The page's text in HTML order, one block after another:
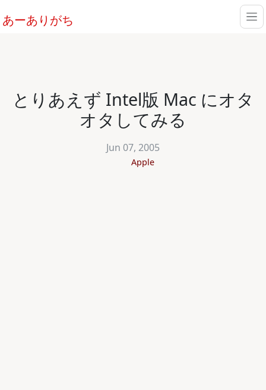
あーありがち
とりあえず Intel版 Mac にオタ
オタしてみる
Jun 07, 2005
Apple